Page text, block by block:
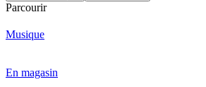
Parcourir
Musique
En magasin